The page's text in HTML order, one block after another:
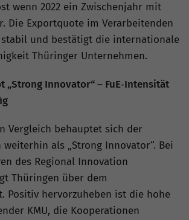
wenn 2022 ein Zwischenjahr mit
Die Exportquote im Verarbeitenden
stabil und bestätigt die internationale
Thüringer Unternehmen.
„Strong Innovator“ – FuE‑Intensität
Vergleich behauptet sich der
weiterhin als „Strong Innovator“. Bei
des Regional Innovation
Thüringen über dem
Positiv hervorzuheben ist die hohe
KMU, die Kooperationen